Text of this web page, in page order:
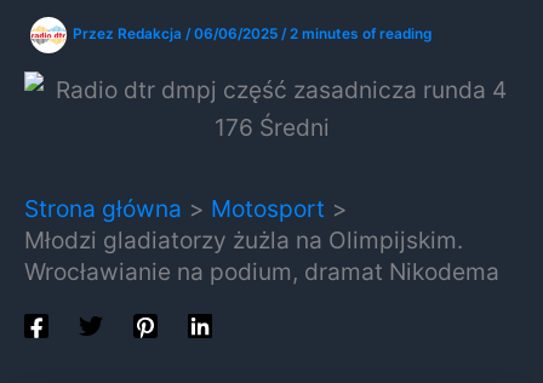
Przez Redakcja /06/06/2025 /2 minutes of reading
Strona główna
Motosport
Młodzi gladiatorzy żużla na Olimpijskim.
Wrocławianie na podium, dramat Nikodema